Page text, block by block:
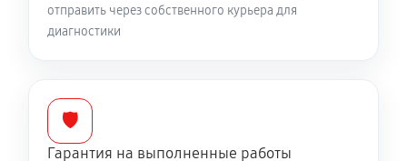
отправить через собственного курьера для
диагностики
🛡️
Гарантия на выполненные работы